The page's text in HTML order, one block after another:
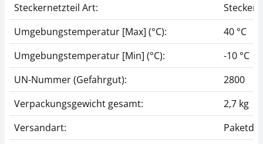
Steckernetzteil Art:
Umgebungstemperatur [Max] (°C):
40 °C
Umgebungstemperatur [Min] (°C):
-10 °C
UN-Nummer (Gefahrgut):
2800
Verpackungsgewicht gesamt:
2,7 kg
Versandart: